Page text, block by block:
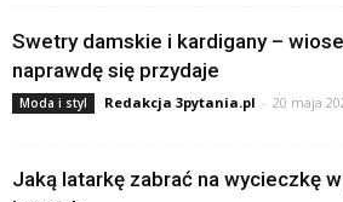
Swetry damskie i kardigany –
naprawdę się przydaje
Moda i styl Redakcja 3pytania.pl - 20 maja
Jaką latarkę zabrać na wycieczkę